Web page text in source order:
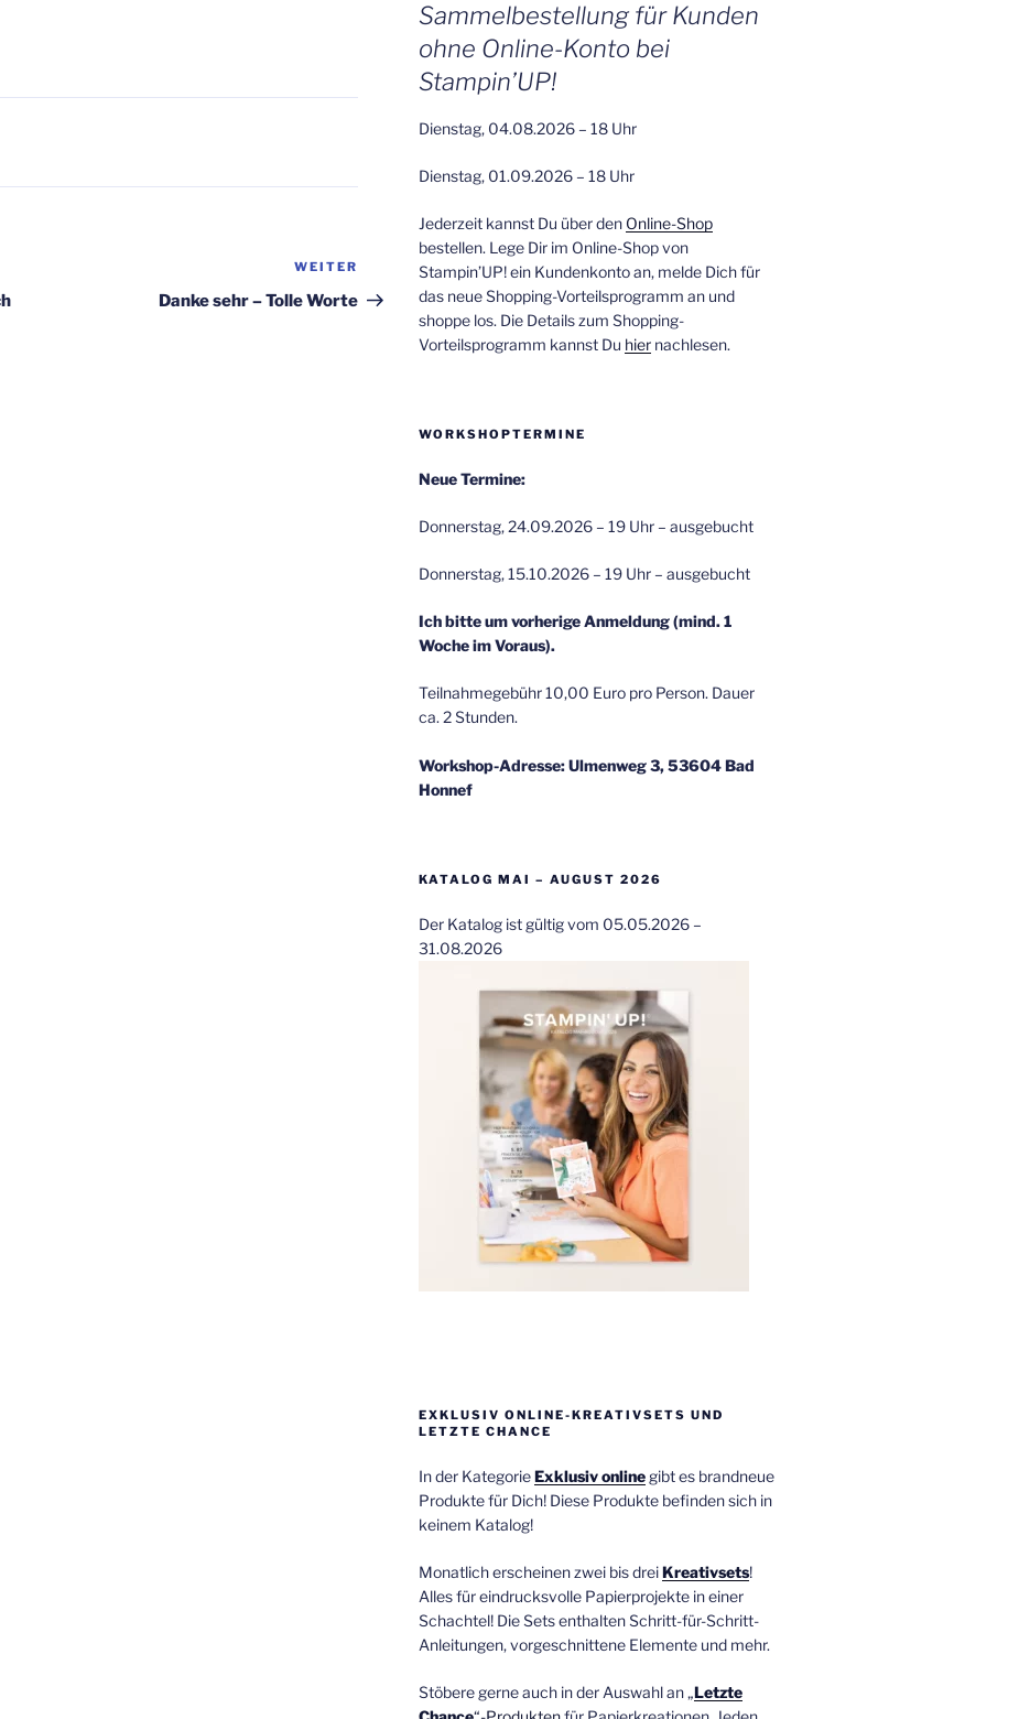
Nächster
Beitrag
WEITER
Danke sehr – Tolle Worte
Sammelbestellung für Kunden
ohne Online-Konto bei
Stampin’UP!
Dienstag, 04.08.2026 – 18 Uhr
Dienstag, 01.09.2026 – 18 Uhr
Jederzeit kannst Du über den Online-Shop
bestellen. Lege Dir im Online-Shop von
Stampin’UP! ein Kundenkonto an, melde Dich für
das neue Shopping-Vorteilsprogramm an und
shoppe los. Die Details zum Shopping-
Vorteilsprogramm kannst Du hiernachlesen.
WORKSHOPTERMINE
Neue Termine:
Donnerstag, 24.09.2026 – 19 Uhr – ausgebucht
Donnerstag, 15.10.2026 – 19 Uhr – ausgebucht
Ich bitte um vorherige Anmeldung (mind. 1
Woche im Voraus).
Teilnahmegebühr 10,00 Euro pro Person. Dauer
ca. 2 Stunden.
Workshop-Adresse: Ulmenweg 3, 53604 Bad
Honnef
KATALOG MAI – AUGUST 2026
Der Katalog ist gültig vom 05.05.2026 –
31.08.2026
EXKLUSIV ONLINE-KREATIVSETS UND
LETZTE CHANCE
In der KategorieExklusiv onlinegibt es brandneue
Produkte für Dich! Diese Produkte befinden sich in
keinem Katalog!
Monatlich erscheinen zwei bis drei Kreativsets!
Alles für eindrucksvolle Papierprojekte in einer
Schachtel! Die Sets enthalten Schritt-für-Schritt-
Anleitungen, vorgeschnittene Elemente und mehr.
Stöbere gerne auch in der Auswahl an „Letzte